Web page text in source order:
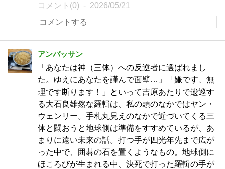
コメント(0) 2026/05/21
アンパッサン
「あなたは神（三体）への反逆者に選ばれまし
た。ゆえにあなたを謹んで面壁…」「嫌です、無
理です断ります！」といって吉原あたりで逡巡す
る大石良雄然な羅輯は、私の頭のなかではヤン・
ウェンリー。手札丸見えのなかで近づいてくる三
体と闘おうと地球側は準備をすすめているが、あ
まりに遠い未来の話。打つ手が四光年先まで広が
った中で、囲碁の石を置くようなもの。地球側に
ほころびが生まれる中、決死で打った羅輯の手が